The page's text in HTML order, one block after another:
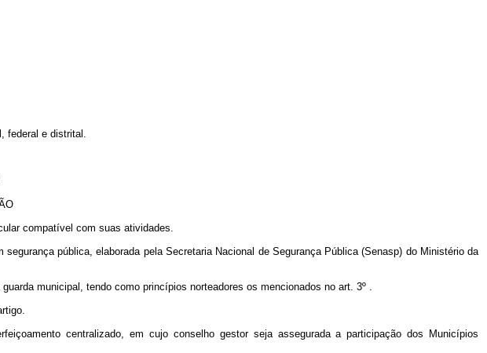
federal e distrital.
compatível com suas atividades.
segurança pública, elaborada pela Secretaria Nacional de Segurança Pública (Senasp) do Ministério da
municipal, tendo como princípios norteadores os mencionados no art. 3º .
centralizado, em cujo conselho gestor seja assegurada a participação dos Municípios